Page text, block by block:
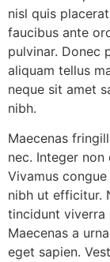
nisl quis
faucibus ante
pulvinar. Donec
aliquam tellus
neque sit amet
nibh.
Maecenas
nec. Integer
Vivamus
nibh ut efficitur.
tincidunt viverra
Maecenas a
eget sapien.